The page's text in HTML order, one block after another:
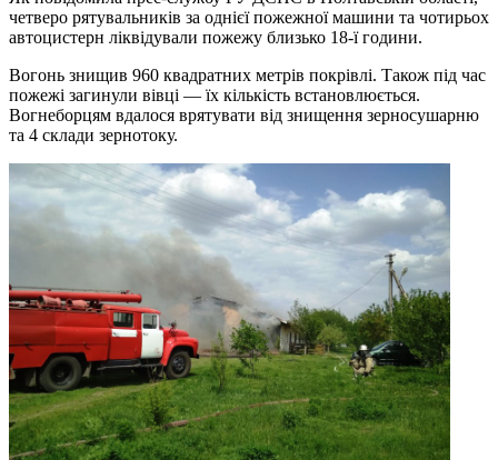
четверо рятувальників за однієї пожежної машини та чотирьох
автоцистерн ліквідували пожежу близько 18-ї години.
Вогонь знищив 960 квадратних метрів покрівлі. Також під час
пожежі загинули вівці — їх кількість встановлюється.
Вогнеборцям вдалося врятувати від знищення зерносушарню
та 4 склади зернотоку.